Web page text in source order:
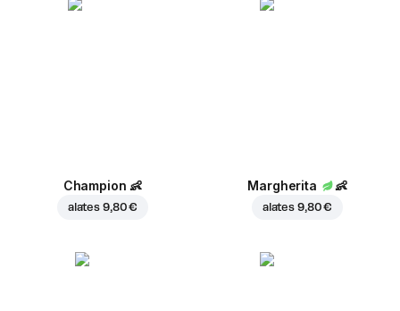
Champion 👶
alates 9,80 €
Margherita 👶
alates 9,80 €